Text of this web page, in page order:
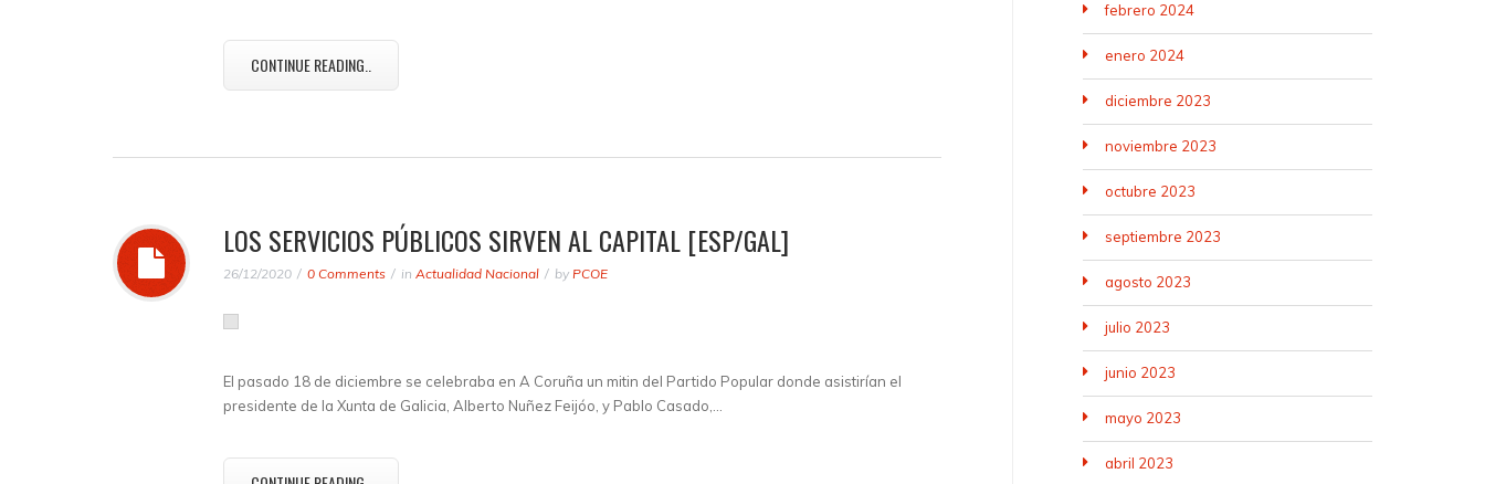
CONTINUE READING..
LOS SERVICIOS PÚBLICOS SIRVEN AL CAPITAL [ESP/GAL]
26/12/2020 0 Comments in Actualidad Nacional by PCOE
El pasado 18 de diciembre se celebraba en A Coruña un mitin del Partido Popular donde asistirían el
presidente de la Xunta de Galicia, Alberto Nuñez Feijóo, y Pablo Casado,…
febrero 2024
enero 2024
diciembre 2023
noviembre 2023
octubre 2023
septiembre 2023
agosto 2023
julio 2023
junio 2023
mayo 2023
abril 2023